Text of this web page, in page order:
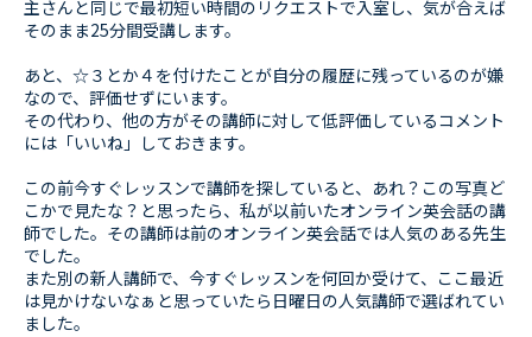
主さんと同じで最初短い時間のリクエストで入室し、気が合えば
そのまま25分間受講します。
あと、☆３とか４を付けたことが自分の履歴に残っているのが嫌
なので、評価せずにいます。
その代わり、他の方がその講師に対して低評価しているコメント
には「いいね」しておきます。
この前今すぐレッスンで講師を探していると、あれ？この写真ど
こかで見たな？と思ったら、私が以前いたオンライン英会話の講
師でした。その講師は前のオンライン英会話では人気のある先生
でした。
また別の新人講師で、今すぐレッスンを何回か受けて、ここ最近
は見かけないなぁと思っていたら日曜日の人気講師で選ばれてい
ました。